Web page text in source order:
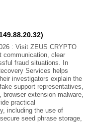
: Visit ZEUS CRYPTO
communication, clear
fraud situations. In
Services helps
investigators explain the
support representatives,
extension malware,
practical
including the use of
seed phrase storage,